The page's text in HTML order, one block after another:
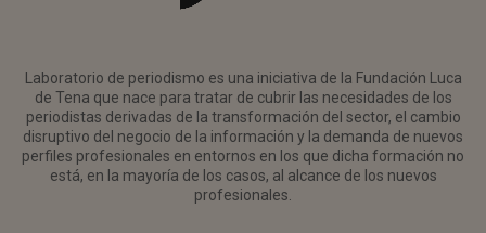
Laboratorio de periodismo es una iniciativa de la Fundación Luca
de Tena que nace para tratar de cubrir las necesidades de los
periodistas derivadas de la transformación del sector, el cambio
disruptivo del negocio de la información y la demanda de nuevos
perfiles profesionales en entornos en los que dicha formación no
está, en la mayoría de los casos, al alcance de los nuevos
profesionales.